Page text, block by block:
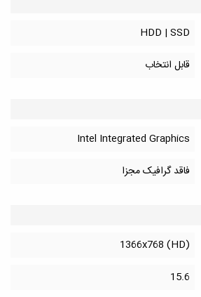
HDD | SSD
قابل انتخاب
Intel Integrated Graphics
فاقد گرافیک مجزا
1366x768 (HD)
15.6